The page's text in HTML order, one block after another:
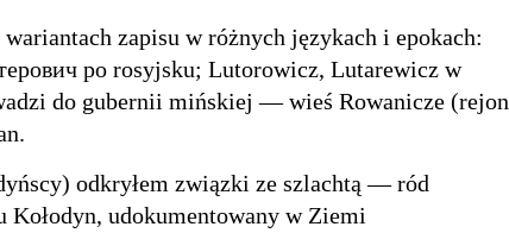
zapisu w różnych językach i epokach:
po rosyjsku; Lutorowicz, Lutarewicz w
do gubernii mińskiej — wieś Rowanicze (rejon
odkryłem związki ze szlachtą — ród
Kołodyn, udokumentowany w Ziemi